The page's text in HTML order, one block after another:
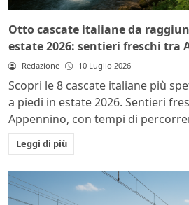
Otto cascate italiane da
estate 2026: sentieri freschi tra
Redazione 10 Luglio 2026
Scopri le 8 cascate italiane più
a piedi in estate 2026. Sentieri
Appennino, con tempi di
Leggi di più